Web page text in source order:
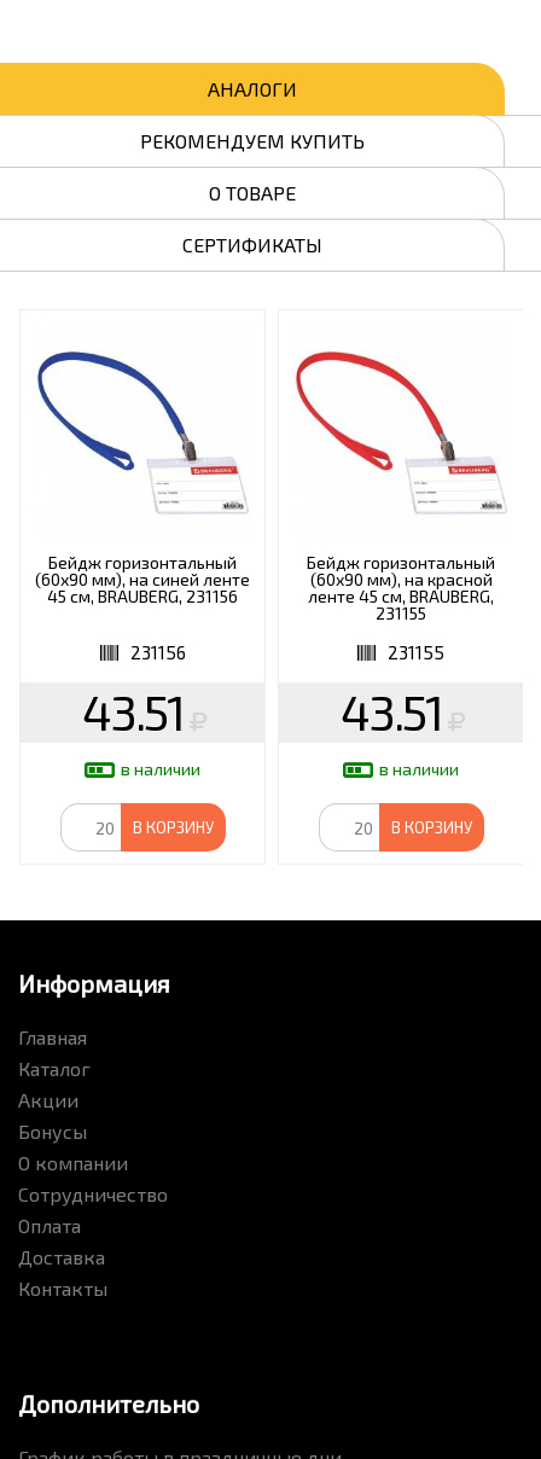
АНАЛОГИ
РЕКОМЕНДУЕМ КУПИТЬ
О ТОВАРЕ
СЕРТИФИКАТЫ
Бейдж горизонтальный
(60х90 мм), на синей ленте
45 см, BRAUBERG, 231156
231156
43.51
в наличии
В КОРЗИНУ
Бейдж горизонтальный
(60х90 мм), на красной
ленте 45 см, BRAUBERG,
231155
231155
43.51
в наличии
В КОРЗИНУ
Информация
Главная
Каталог
Акции
Бонусы
О компании
Сотрудничество
Оплата
Доставка
Контакты
Дополнительно